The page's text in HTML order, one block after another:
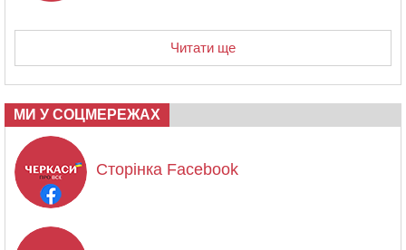
Читати ще
МИ У СОЦМЕРЕЖАХ
Сторінка Facebook